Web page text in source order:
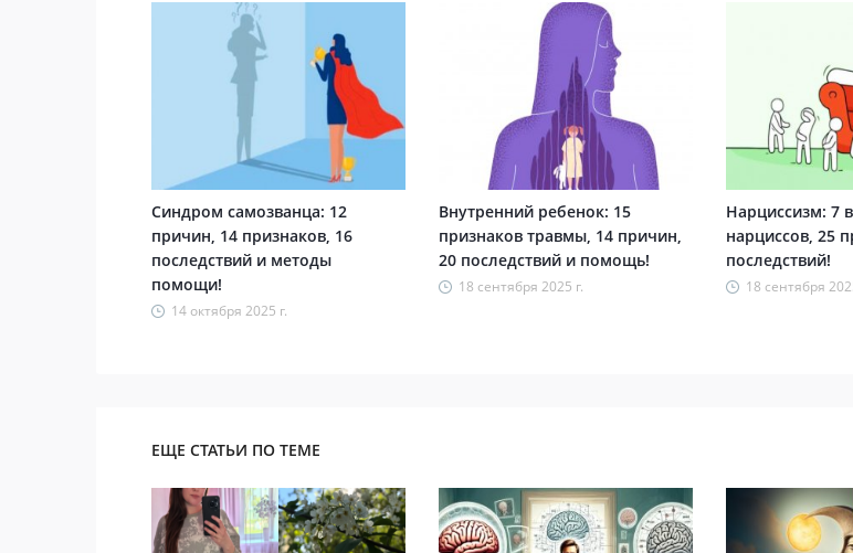
Синдром самозванца: 12
причин, 14 признаков, 16
последствий и методы
помощи!
14 октября 2025 г.
Внутренний ребенок: 15
признаков травмы, 14 причин,
20 последствий и помощь!
18 сентября 2025 г.
Нарциссизм: 7
нарциссов, 25
последствий!
18 сентября
ЕЩЕ СТАТЬИ ПО ТЕМЕ